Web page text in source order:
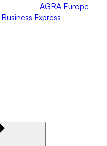
AGRA Europe
Business Express